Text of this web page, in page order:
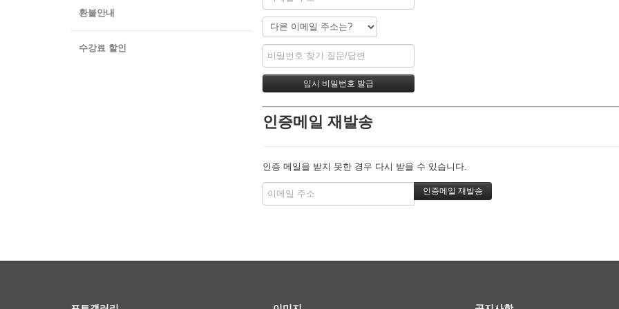
인증메일 재발송
인증 메일을 받지 못한 경우 다시 받을 수 있습니다.
환불안내
수강료 할인